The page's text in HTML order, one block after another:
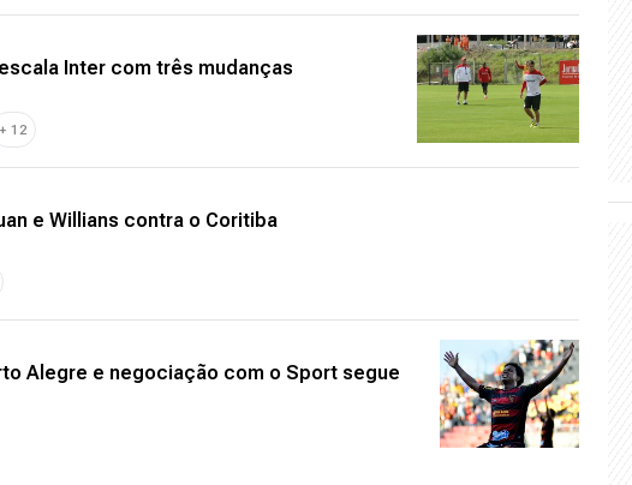
Inter com três mudanças
+ 12
e Willians contra o Coritiba
Alegre e negociação com o Sport segue